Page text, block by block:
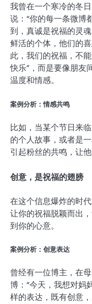
我曾在一个寒冷的冬
说：“你的每一条微博
到，真诚是祝福的灵
鲜活的个体，他们的
此，我们的祝福，不
快乐”，而是要像朋友
温度和情感。
案例分析：情感共鸣
比如，当某个节日来
的个人故事，或者是
引起粉丝的共鸣，让
创意，是祝福的翅膀
在这个信息爆炸的时
让你的祝福脱颖而出
到你的心意。
案例分析：创意表达
曾经有一位博主，在
博：“今天，我想对妈
样的表达，既有创意